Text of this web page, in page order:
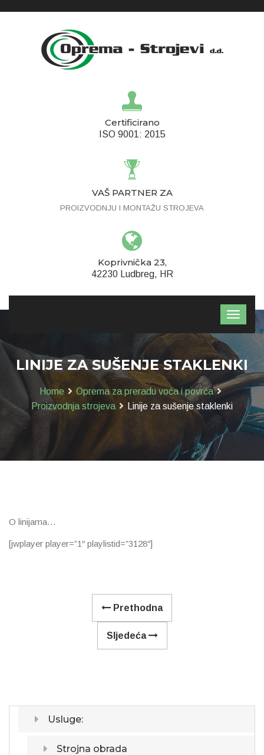
Certificirano
ISO 9001: 2015
VAŠ PARTNER ZA
PROIZVODNJU I MONTAŽU STROJEVA
Koprivnička 23,
42230 Ludbreg, HR
LINIJE ZA SUŠENJE STAKLENKI
Home
Oprema za preradu voća i povrća
Proizvodnja strojeva
Linije za sušenje staklenki
O linijama…
[jwplayer player=”1″ playlistid=”3128″]
Prethodna
Sljedeća
Usluge:
Strojna obrada